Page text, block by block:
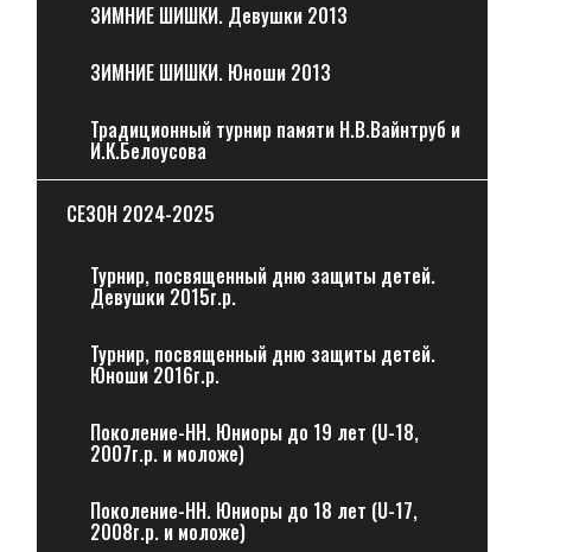
ЗИМНИЕ ШИШКИ. Девушки 2013
ЗИМНИЕ ШИШКИ. Юноши 2013
Традиционный турнир памяти Н.В.Вайнтруб и
И.К.Белоусова
CЕЗОН 2024-2025
Турнир, посвященный дню защиты детей.
Девушки 2015г.р.
Турнир, посвященный дню защиты детей.
Юноши 2016г.р.
Поколение-НН. Юниоры до 19 лет (U-18,
2007г.р. и моложе)
Поколение-НН. Юниоры до 18 лет (U-17,
2008г.р. и моложе)